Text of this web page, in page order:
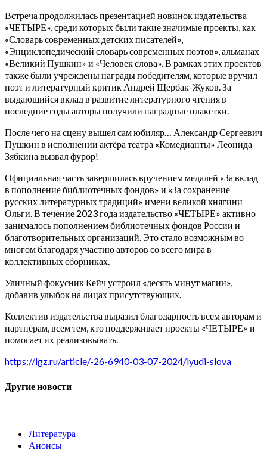
Встреча продолжилась презентацией новинок издательства
«ЧЕТЫРЕ», среди которых были такие значимые проекты, как
«Словарь современных детских писателей»,
«Энциклопедический словарь современных поэтов», альманах
«Великий Пушкин» и «Человек слова». В рамках этих проектов
также были учреждены награды победителям, которые вручил
поэт и литературный критик Андрей Щербак-Жуков. За
выдающийся вклад в развитие литературного чтения в
последние годы авторы получили наградные плакетки.
После чего на сцену вышел сам юбиляр… Александр Сергеевич
Пушкин в исполнении актёра театра «Комедианты» Леонида
Зябкина вызвал фурор!
Официальная часть завершилась вручением медалей «За вклад
в пополнение библиотечных фондов» и «За сохранение
русских литературных традиций» имени великой княгини
Ольги. В течение 2023 года издательство «ЧЕТЫРЕ» активно
занималось пополнением библиотечных фондов России и
благотворительных организаций. Это стало возможным во
многом благодаря участию авторов со всего мира в
коллективных сборниках.
Уличный фокусник Кейч устроил «десять минут магии»,
добавив улыбок на лицах присутствующих.
Коллектив издательства выразил благодарность всем авторам и
партнёрам, всем тем, кто поддерживает проекты «ЧЕТЫРЕ» и
помогает их реализовывать.
https://lgz.ru/article/-26-6940-03-07-2024/lyudi-slova
Другие новости
Литература
Анонсы